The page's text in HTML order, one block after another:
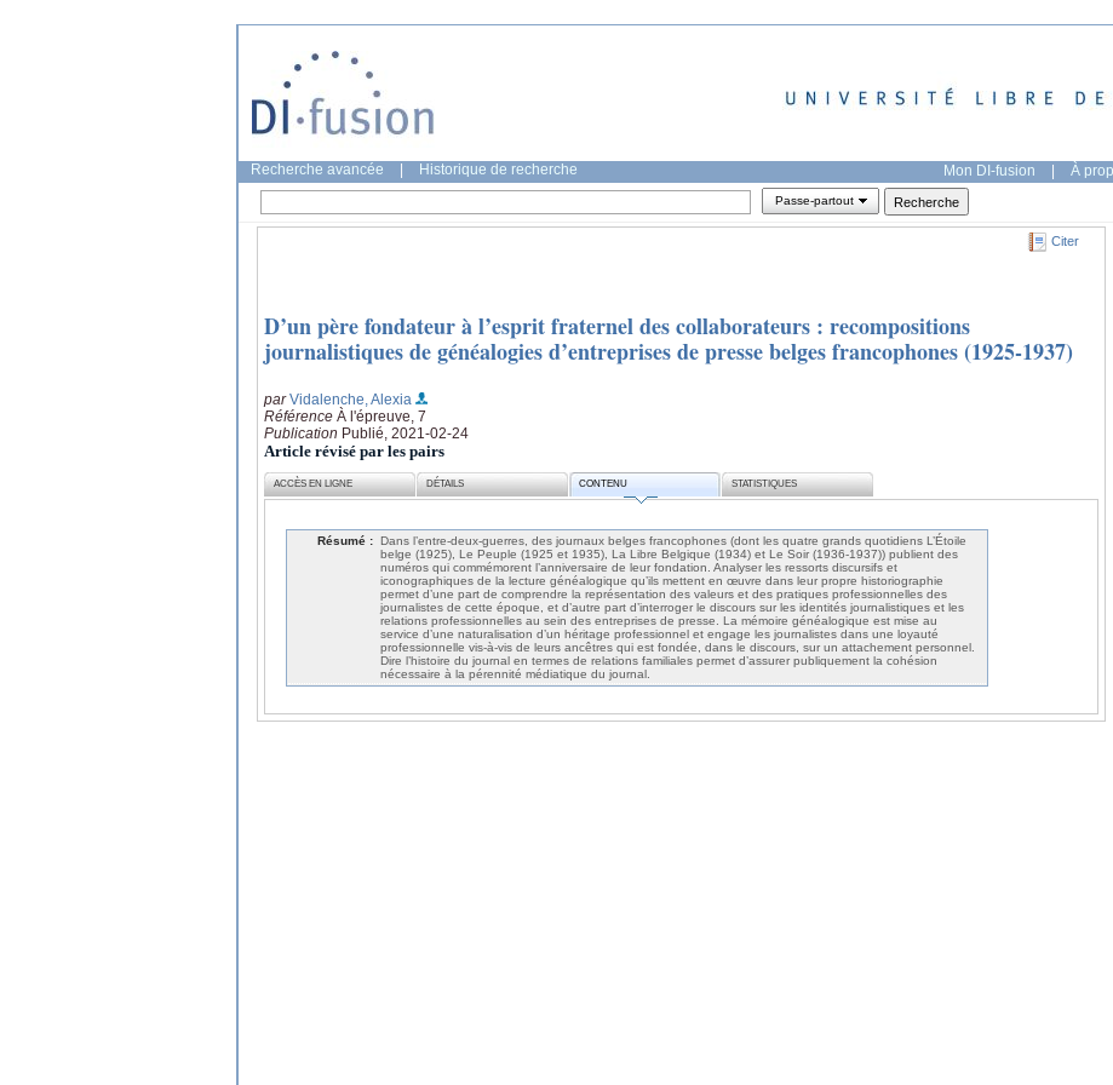
Recherche avancée Historique de recherche Mon DI-fusion | À
Passe-partout
Citer
D’un père fondateur à l’esprit fraternel des collaborateurs : recompositions
journalistiques de généalogies d’entreprises de presse belges francophones (1925-1937)
parVidalenche, Alexia
Référence À l'épreuve, 7
Publication Publié, 2021-02-24
Article révisé par les pairs
ACCÈS EN LIGNE DÉTAILS CONTENU STATISTIQUES
Résumé : Dans l’entre-deux-guerres, des journaux belges francophones (dont les quatre grands quotidiens L’Étoile
belge (1925), Le Peuple (1925 et 1935), La Libre Belgique (1934) et Le Soir (1936-1937)) publient des
numéros qui commémorent l’anniversaire de leur fondation. Analyser les ressorts discursifs et
iconographiques de la lecture généalogique qu’ils mettent en œuvre dans leur propre historiographie
permet d’une part de comprendre la représentation des valeurs et des pratiques professionnelles des
journalistes de cette époque, et d’autre part d’interroger le discours sur les identités journalistiques et les
relations professionnelles au sein des entreprises de presse. La mémoire généalogique est mise au
service d’une naturalisation d’un héritage professionnel et engage les journalistes dans une loyauté
professionnelle vis-à-vis de leurs ancêtres qui est fondée, dans le discours, sur un attachement personnel.
Dire l’histoire du journal en termes de relations familiales permet d’assurer publiquement la cohésion
nécessaire à la pérennité médiatique du journal.